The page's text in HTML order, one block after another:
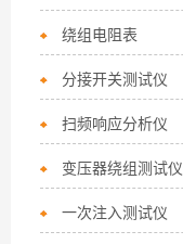
绕组电阻表
分接开关测试仪
扫频响应分析仪
变压器绕组测试仪
一次注入测试仪